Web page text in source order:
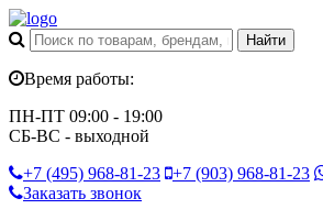
Время работы:
ПН-ПТ 09:00 - 19:00
СБ-ВС - выходной
+7 (495) 968-81-23 +7 (903) 968-81-23
Заказать звонок